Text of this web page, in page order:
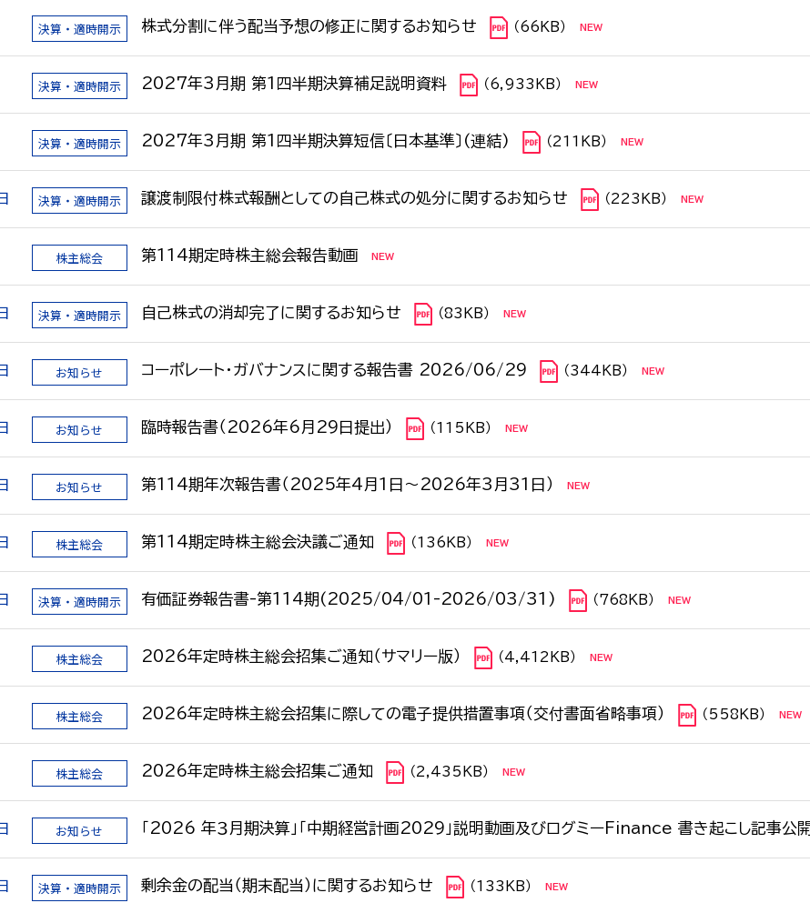
決算・適時開示 株式分割に伴う配当予想の修正に関するお知らせ （66KB）
決算・適時開示 2027年3月期 第1四半期決算補足説明資料 （6,933KB）
決算・適時開示 2027年3月期 第1四半期決算短信〔日本基準〕(連結) （211KB）
決算・適時開示 譲渡制限付株式報酬としての自己株式の処分に関するお知らせ （223KB）
株主総会 第114期定時株主総会報告動画
決算・適時開示 自己株式の消却完了に関するお知らせ （83KB）
お知らせ コーポレート・ガバナンスに関する報告書 2026/06/29 （344KB）
お知らせ 臨時報告書（2026年6月29日提出） （115KB）
お知らせ 第114期年次報告書（2025年4月1日～2026年3月31日）
株主総会 第114期定時株主総会決議ご通知 （136KB）
決算・適時開示 有価証券報告書-第114期(2025/04/01-2026/03/31) （768KB）
株主総会 2026年定時株主総会招集ご通知（サマリー版） （4,412KB）
株主総会 2026年定時株主総会招集に際しての電子提供措置事項（交付書面省略事項） （558KB）
株主総会 2026年定時株主総会招集ご通知 （2,435KB）
お知らせ 「2026 年３月期決算」「中期経営計画2029」説明動画及びログミーFinance 書き起こし記事公
決算・適時開示 剰余金の配当（期末配当）に関するお知らせ （133KB）